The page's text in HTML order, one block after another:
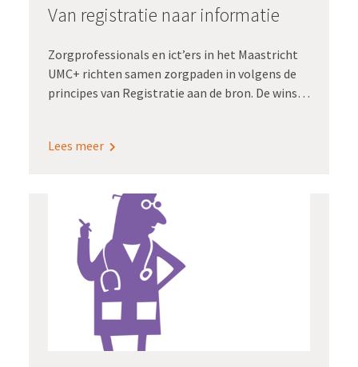
Van registratie naar informatie
Zorgprofessionals en ict’ers in het Maastricht
UMC+ richten samen zorgpaden in volgens de
principes van Registratie aan de bron. De winst:
uitkomsten. Bovendien maakt zo’n generieke
Lees meer